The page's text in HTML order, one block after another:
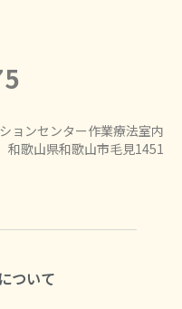
ョンセンター作業療法室内
歌山県和歌山市毛見1451
ついて